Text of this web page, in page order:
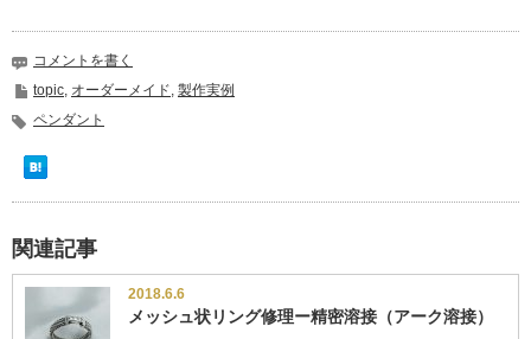
コメントを書く
topic オーダーメイド 製作実例
ペンダント
関連記事
2018.6.6
メッシュ状リング修理ー精密溶接（アーク溶接）